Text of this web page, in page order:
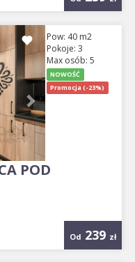
Od 239 zł
NextPow: 40 m2
Pokoje: 3
Max osób: 5
NOWOŚĆ
Promocja (-23%)
POD